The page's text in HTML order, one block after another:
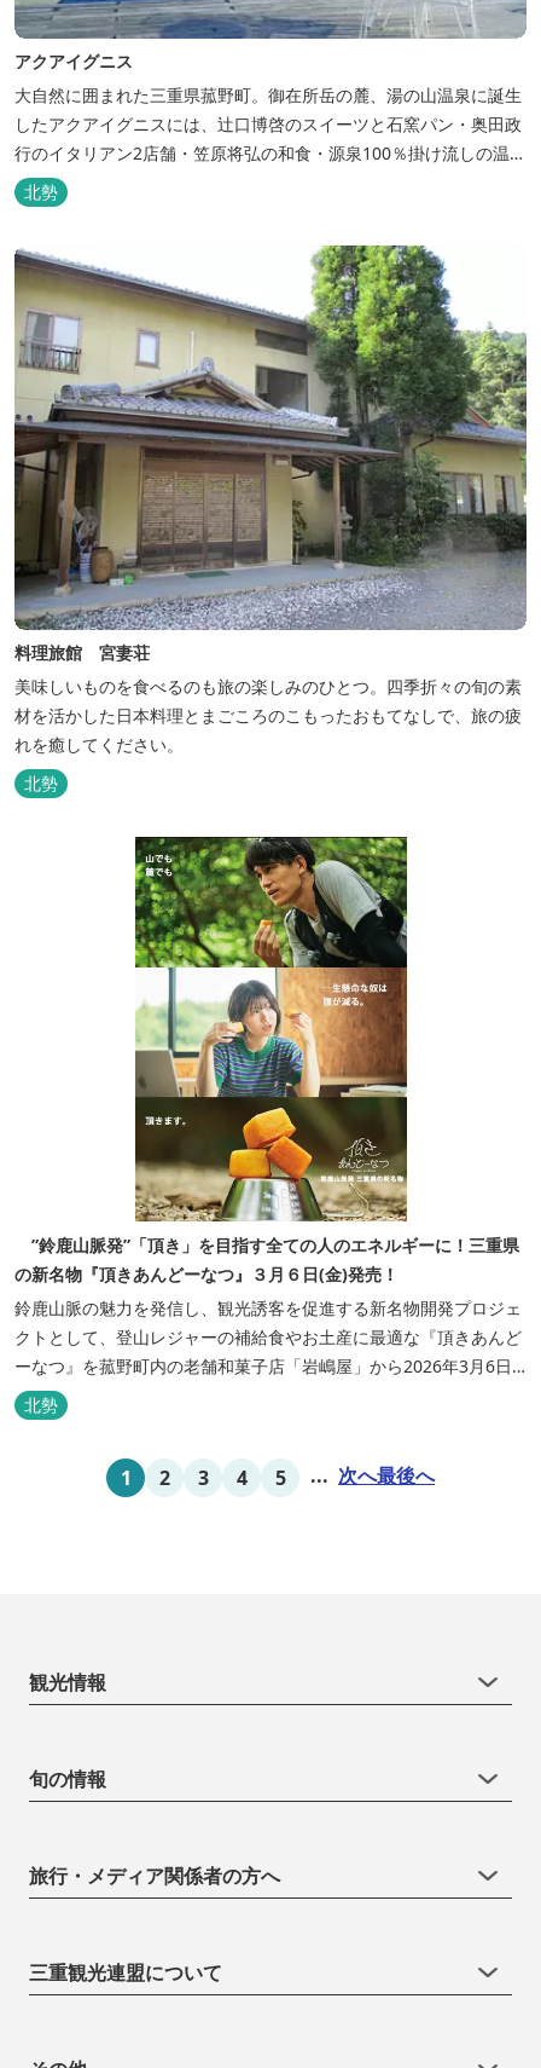
アクアイグニス
大自然に囲まれた三重県菰野町。御在所岳の麓、湯の山温泉に誕生
したアクアイグニスには、辻󠄀口博啓のスイーツと石窯パン・奥田政
行のイタリアン2店舗・笠原将弘の和食・源泉100％掛け流しの温
泉・宿泊棟・離れ宿・苺ハウス・ギャラリーなど、様々な『癒し』
と『食』が集結しております。 【『癒し』の追求 】 ◆源泉100%
掛け流し「片岡温泉」 片岡温泉は、地下1,200ｍより湯口で約42℃
の...
北勢
料理旅館 宮妻荘
美味しいものを食べるのも旅の楽しみのひとつ。四季折々の旬の素
材を活かした日本料理とまごころのこもったおもてなしで、旅の疲
れを癒してください。
北勢
”鈴鹿山脈発”「頂き」を目指す全ての人のエネルギーに！三重県
の新名物『頂きあんどーなつ』３月６日(金)発売！
鈴鹿山脈の魅力を発信し、観光誘客を促進する新名物開発プロジェ
クトとして、登山レジャーの補給食やお土産に最適な『頂きあんど
ーなつ』を菰野町内の老舗和菓子店「岩嶋屋」から2026年3月6日
（金）より販売を開始いたしました。 ■商品コンセプト：自分だけ
の「頂き」を目指す人を応援 「山に登る目的が人それぞれであるよ
目指す人も、頑...
北勢
1 2 3 4 5 ... 次へ最後へ
観光情報
旬の情報
旅行・メディア関係者の方へ
三重観光連盟について